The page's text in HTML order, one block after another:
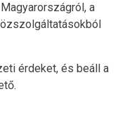
a
érdeket, és beáll a